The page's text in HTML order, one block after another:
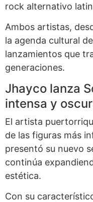
rock alternativo
Ambos artistas,
la agenda cultural
lanzamientos que
generaciones.
Jhayco lanza
intensa y
El artista
de las figuras más
presentó su nuevo
continúa
estética.
Con su